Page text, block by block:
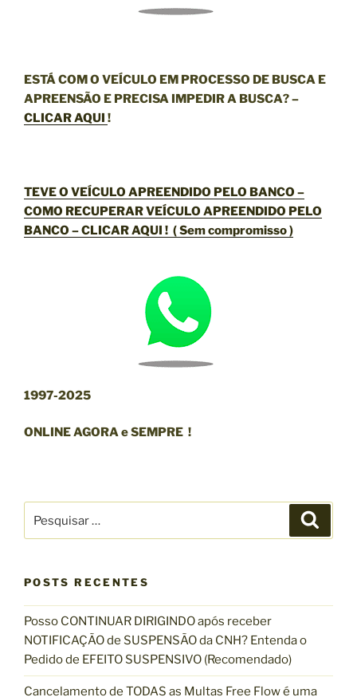
ESTÁ COM O VEÍCULO EM PROCESSO DE BUSCA E
APREENSÃO E PRECISA IMPEDIR A BUSCA? –
CLICAR AQUI !
TEVE O VEÍCULO APREENDIDO PELO BANCO –
COMO RECUPERAR VEÍCULO APREENDIDO PELO
BANCO –CLICAR AQUI ! ( Sem compromisso )
1997-2025
ONLINE AGORA e SEMPRE !
u
i
s
a
r
p
s
r
POSTS RECENTES
Posso CONTINUAR DIRIGINDO após receber
NOTIFICAÇÃO de SUSPENSÃO da CNH? Entenda o
Pedido de EFEITO SUSPENSIVO (Recomendado)
Cancelamento de TODAS as Multas Free Flow é uma